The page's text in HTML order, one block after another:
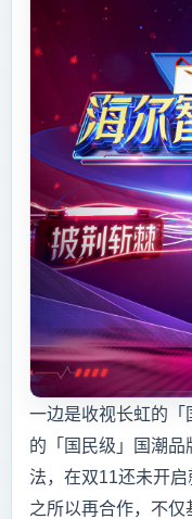
一边是收视长虹的「
的「国民级」国潮
法，在双11还未开
之所以再合作，不